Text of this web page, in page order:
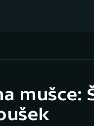
Baseball a softbal
Basketbal
mušce: